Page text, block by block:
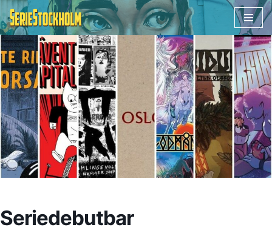
Hoppa
till
innehåll
Seriedebutbar